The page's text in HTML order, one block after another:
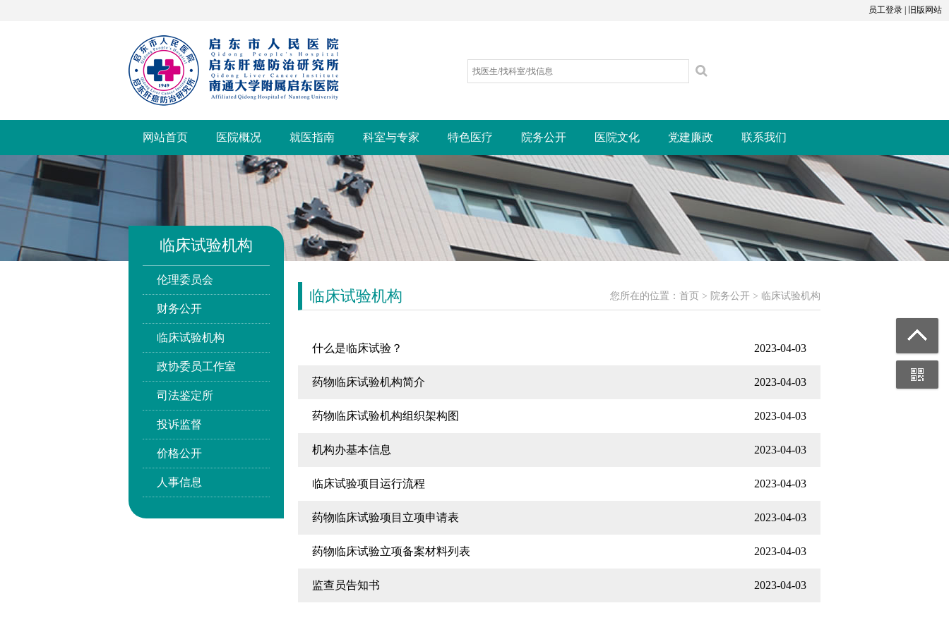
员工登录 旧版网站
网站首页 医院概况 就医指南 科室与专家 特色医疗 院务公开 医院文化 党建廉政 联系我们
临床试验机构
伦理委员会
财务公开
临床试验机构
政协委员工作室
司法鉴定所
投诉监督
价格公开
人事信息
临床试验机构 您所在的位置： 首页 > 院务公开 > 临床试验机构
什么是临床试验？ 2023-04-03
药物临床试验机构简介 2023-04-03
药物临床试验机构组织架构图 2023-04-03
机构办基本信息 2023-04-03
临床试验项目运行流程 2023-04-03
药物临床试验项目立项申请表 2023-04-03
药物临床试验立项备案材料列表 2023-04-03
监查员告知书 2023-04-03